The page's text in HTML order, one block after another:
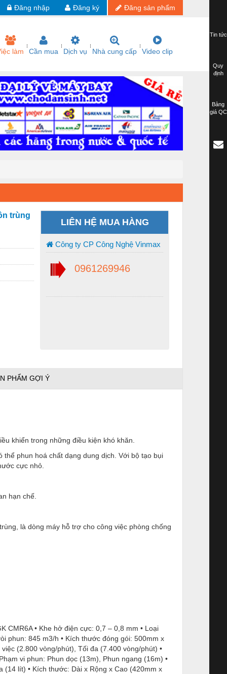
Đăng sản phẩm
Đăng ký
Đăng nhập
làm Cần mua Dịch vụ Nhà cung cấp Video clip
trùng
LIÊN HỆ MUA HÀNG
Công ty CP Công Nghệ Vinmax
0961269946
PHẨM GỢI Ý
khiển trong những điều kiện khó khăn.
phun hoá chất dạng dung dịch. Với bộ tạo bụi
cực nhỏ.
hạn chế.
là dòng máy hỗ trợ cho công việc phòng chống
CMR6A • Khe hở điện cực: 0,7 – 0,8 mm • Loại
phun: 845 m3/h • Kích thước đóng gói: 500mm x
(2.800 vòng/phút), Tối đa (7.400 vòng/phút) •
vi phun: Phun dọc (13m), Phun ngang (16m) •
(14 lít) • Kích thước: Dài x Rộng x Cao (420mm x
Tin tức
Quy
định
Bảng
giá QC